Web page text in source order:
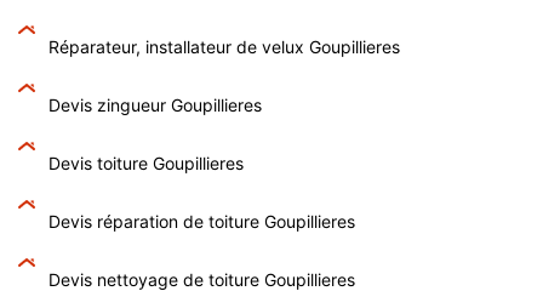
Réparateur, installateur de velux Goupillieres
Devis zingueur Goupillieres
Devis toiture Goupillieres
Devis réparation de toiture Goupillieres
Devis nettoyage de toiture Goupillieres